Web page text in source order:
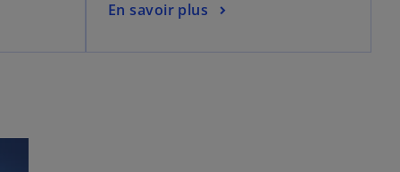
En savoir plus